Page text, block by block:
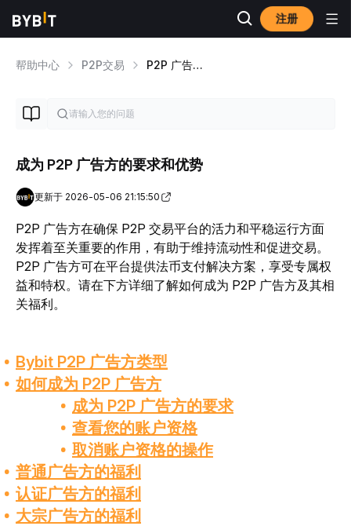
注册
帮助中心 P2P交易 P2P 广告方指南
成为 P2P 广告方的要求和优势
更新于 2026-05-06 21:15:50
P2P 广告方在确保 P2P 交易平台的活力和平稳运行方面
发挥着至关重要的作用，有助于维持流动性和促进交易。
P2P 广告方可在平台提供法币支付解决方案，享受专属权
益和特权。请在下方详细了解如何成为 P2P 广告方及其相
关福利。
Bybit P2P 广告方类型
如何成为 P2P 广告方
成为 P2P 广告方的要求
查看您的账户资格
取消账户资格的操作
普通广告方的福利
认证广告方的福利
大宗广告方的福利